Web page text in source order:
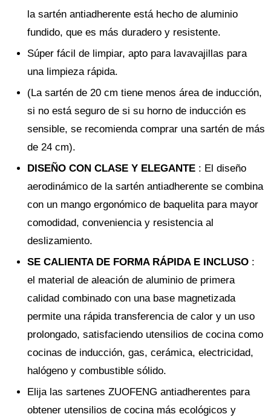
la sartén antiadherente está hecho de aluminio
fundido, que es más duradero y resistente.
Súper fácil de limpiar, apto para lavavajillas para
una limpieza rápida.
(La sartén de 20 cm tiene menos área de inducción,
si no está seguro de si su horno de inducción es
sensible, se recomienda comprar una sartén de más
de 24 cm).
DISEÑO CON CLASE Y ELEGANTE : El diseño
aerodinámico de la sartén antiadherente se combina
con un mango ergonómico de baquelita para mayor
comodidad, conveniencia y resistencia al
deslizamiento.
SE CALIENTA DE FORMA RÁPIDA E INCLUSO :
el material de aleación de aluminio de primera
calidad combinado con una base magnetizada
permite una rápida transferencia de calor y un uso
prolongado, satisfaciendo utensilios de cocina como
cocinas de inducción, gas, cerámica, electricidad,
halógeno y combustible sólido.
Elija las sartenes ZUOFENG antiadherentes para
obtener utensilios de cocina más ecológicos y